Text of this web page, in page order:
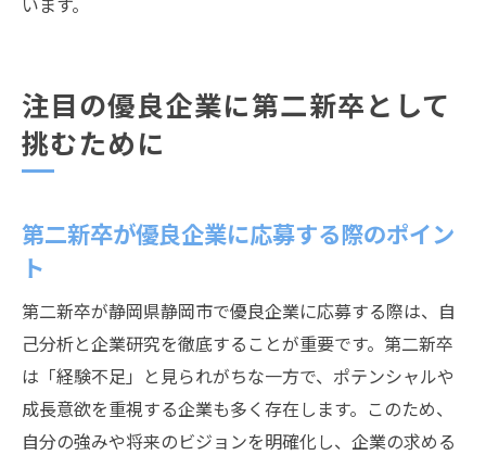
注目の優良企業に第二新卒として
挑むために
第二新卒が優良企業に応募する際のポイン
ト
第二新卒が静岡県静岡市で優良企業に応募する際は、自
己分析と企業研究を徹底することが重要です。第二新卒
は「経験不足」と見られがちな一方で、ポテンシャルや
成長意欲を重視する企業も多く存在します。このため、
自分の強みや将来のビジョンを明確化し、企業の求める